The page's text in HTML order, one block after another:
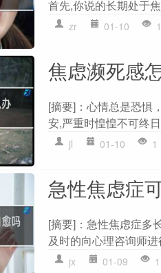
首先,你说的长期处于
zr 01-10 1
焦虑濒死感
[摘要]：心情总是恐惧
安,严重时惶惶不可终
jl 01-10 1
急性焦虑症
[摘要]：急性焦虑症多
及时的向心理咨询师
jx 01-09 1